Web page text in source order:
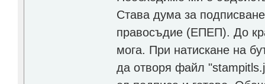
Става дума за
правосъдие (ЕПЕП). До
мога. При натискане на
да отворя файл